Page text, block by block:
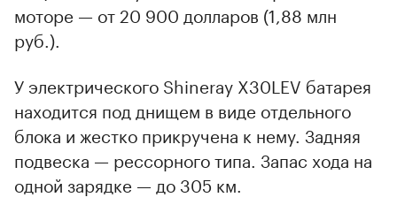
моторе — от 20 900 долларов (1,88 млн
руб.).
У электрического Shineray X30LEV батарея
находится под днищем в виде отдельного
блока и жестко прикручена к нему. Задняя
подвеска — рессорного типа. Запас хода на
одной зарядке — до 305 км.